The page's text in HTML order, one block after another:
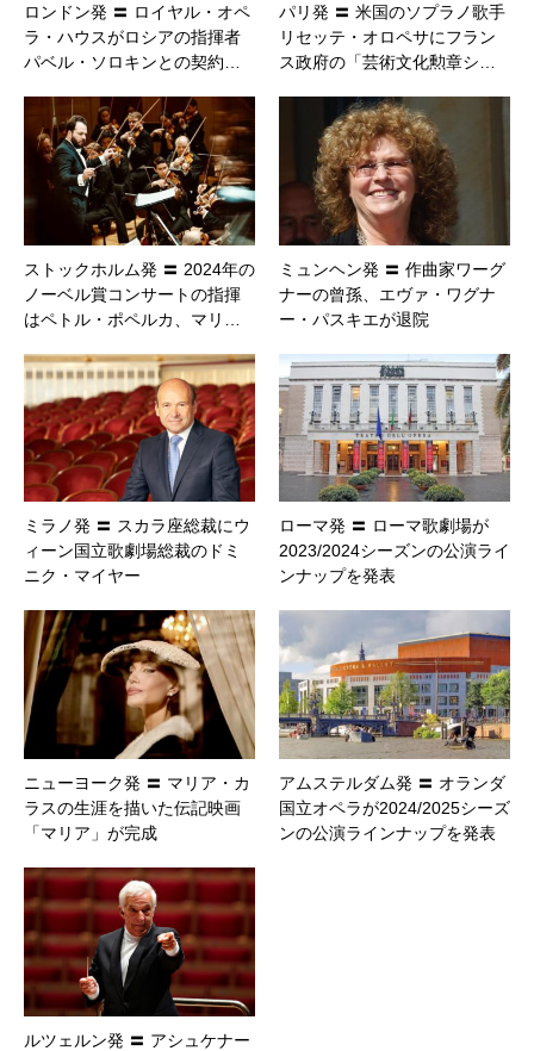
ロンドン発 〓 ロイヤル・オペ
ラ・ハウスがロシアの指揮者
パベル・ソロキンとの契約…
パリ発 〓 米国のソプラノ歌手
リセッテ・オロペサにフラン
ス政府の「芸術文化勲章シ…
ストックホルム発 〓 2024年の
ノーベル賞コンサートの指揮
はペトル・ポペルカ、マリ…
ミュンヘン発 〓 作曲家ワーグ
ナーの曾孫、エヴァ・ワグナ
ー・パスキエが退院
ミラノ発 〓 スカラ座総裁にウ
ィーン国立歌劇場総裁のドミ
ニク・マイヤー
ローマ発 〓 ローマ歌劇場が
2023/2024シーズンの公演ライ
ンナップを発表
ニューヨーク発 〓 マリア・カ
ラスの生涯を描いた伝記映画
「マリア」が完成
アムステルダム発 〓 オランダ
国立オペラが2024/2025シーズ
ンの公演ラインナップを発表
ルツェルン発 〓 アシュケナー